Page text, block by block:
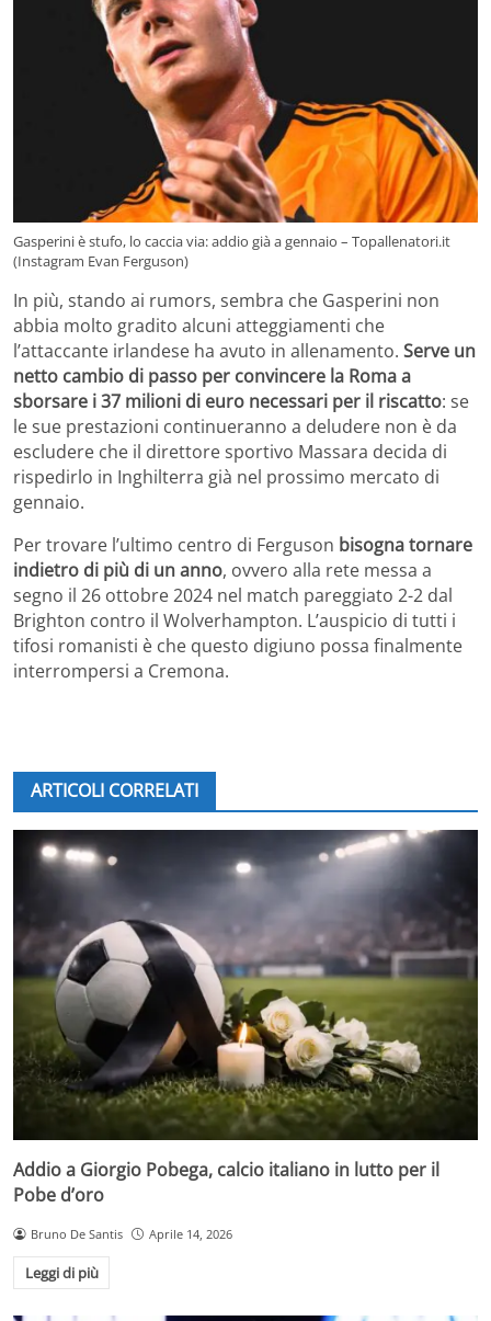
Gasperini è stufo, lo caccia via: addio già a gennaio – Topallenatori.it
(Instagram Evan Ferguson)
In più, stando ai rumors, sembra che Gasperini non
abbia molto gradito alcuni atteggiamenti che
l’attaccante irlandese ha avuto in allenamento. Serve un
netto cambio di passo per convincere la Roma a
sborsare i 37 milioni di euro necessari per il riscatto: se
le sue prestazioni continueranno a deludere non è da
escludere che il direttore sportivo Massara decida di
rispedirlo in Inghilterra già nel prossimo mercato di
gennaio.
Per trovare l’ultimo centro di Ferguson bisogna tornare
indietro di più di un anno, ovvero alla rete messa a
segno il 26 ottobre 2024 nel match pareggiato 2-2 dal
Brighton contro il Wolverhampton. L’auspicio di tutti i
tifosi romanisti è che questo digiuno possa finalmente
interrompersi a Cremona.
ARTICOLI CORRELATI
Addio a Giorgio Pobega, calcio italiano in lutto per il
Pobe d’oro
Bruno De Santis Aprile 14, 2026
Leggi di più